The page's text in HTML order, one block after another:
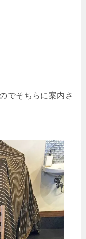
でそちらに案内さ